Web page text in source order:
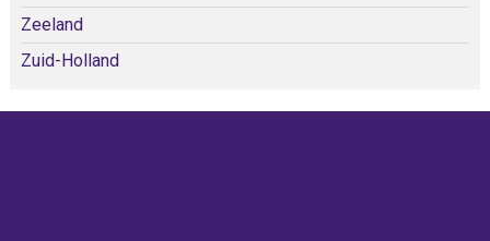
Zeeland
Zuid-Holland